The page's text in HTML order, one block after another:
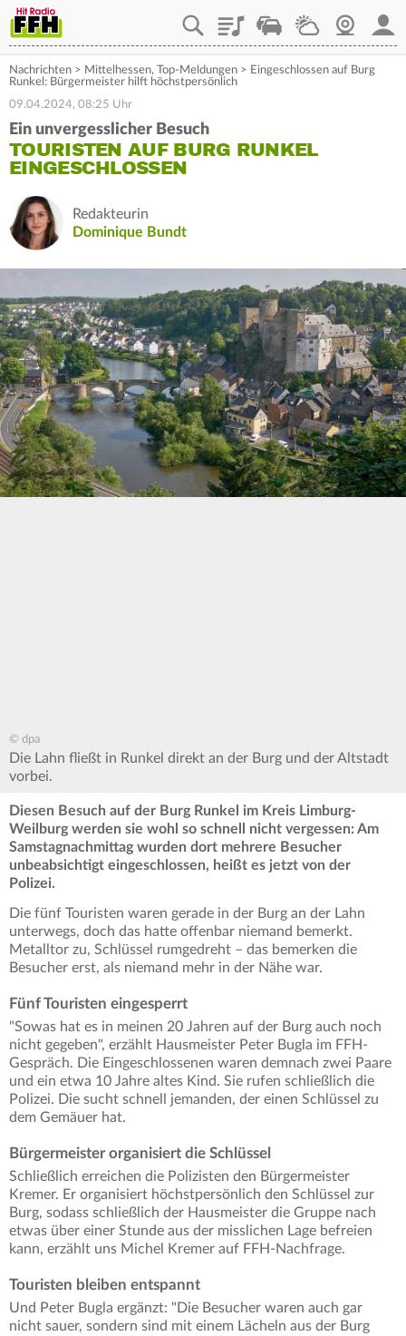
PlaylistStaupilotWetterWebcam
Nachrichten > Mittelhessen, Top-Meldungen > Eingeschlossen auf Burg
Runkel: Bürgermeister hilft höchstpersönlich
09.04.2024, 08:25 Uhr
Ein unvergesslicher Besuch
TOURISTEN AUF BURG RUNKEL
EINGESCHLOSSEN
Redakteurin
Dominique Bundt
© dpa
Die Lahn fließt in Runkel direkt an der Burg und der Altstadt
vorbei.
Diesen Besuch auf der Burg Runkel im Kreis Limburg-
Weilburg werden sie wohl so schnell nicht vergessen: Am
Samstagnachmittag wurden dort mehrere Besucher
unbeabsichtigt eingeschlossen, heißt es jetzt von der
Polizei.
Die fünf Touristen waren gerade in der Burg an der Lahn
unterwegs, doch das hatte offenbar niemand bemerkt.
Metalltor zu, Schlüssel rumgedreht – das bemerken die
Besucher erst, als niemand mehr in der Nähe war.
Fünf Touristen eingesperrt
"Sowas hat es in meinen 20 Jahren auf der Burg auch noch
nicht gegeben", erzählt Hausmeister Peter Bugla im FFH-
Gespräch. Die Eingeschlossenen waren demnach zwei Paare
und ein etwa 10 Jahre altes Kind. Sie rufen schließlich die
Polizei. Die sucht schnell jemanden, der einen Schlüssel zu
dem Gemäuer hat.
Bürgermeister organisiert die Schlüssel
Schließlich erreichen die Polizisten den Bürgermeister
Kremer. Er organisiert höchstpersönlich den Schlüssel zur
Burg, sodass schließlich der Hausmeister die Gruppe nach
etwas über einer Stunde aus der misslichen Lage befreien
kann, erzählt uns Michel Kremer auf FFH-Nachfrage.
Touristen bleiben entspannt
Und Peter Bugla ergänzt: "Die Besucher waren auch gar
nicht sauer, sondern sind mit einem Lächeln aus der Burg